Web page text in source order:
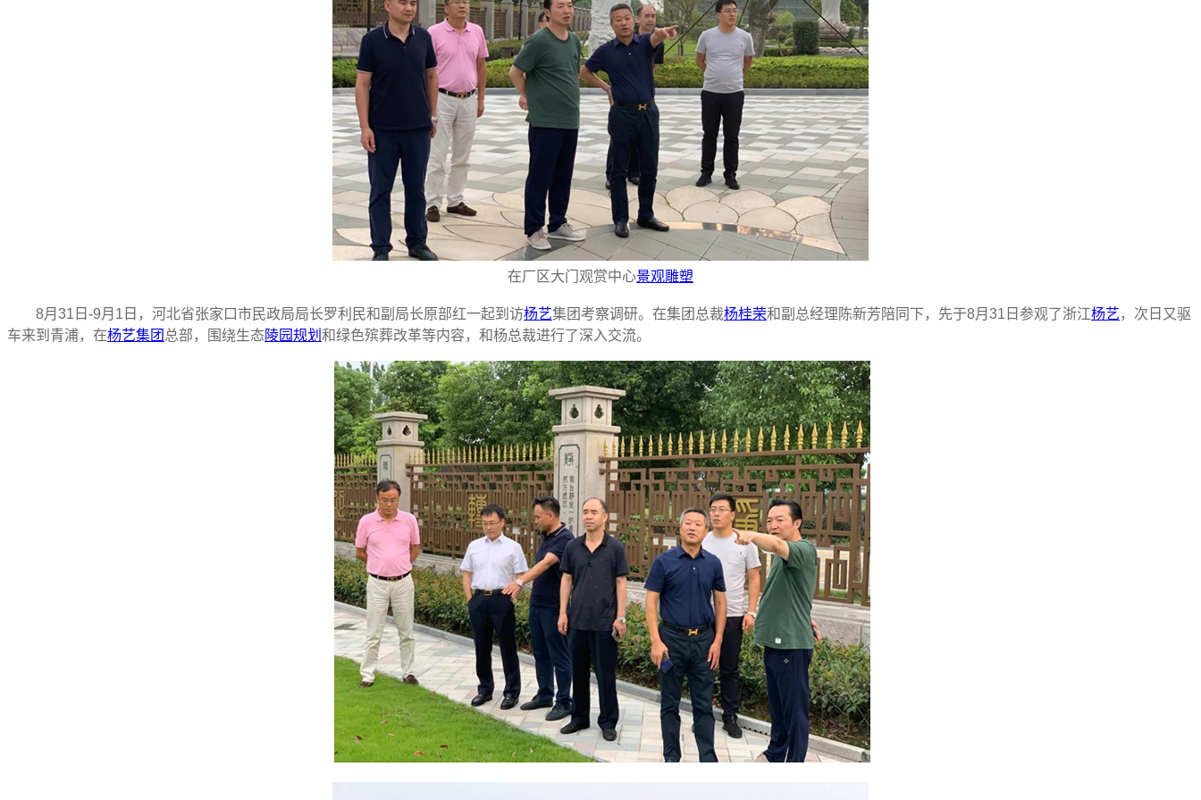
在厂区大门观赏中心景观雕塑
8月31日-9月1日，河北省张家口市民政局局长罗利民和副局长原部红一起到访杨艺集团考察调研。在集团总裁杨桂荣和副总经理陈新芳陪同下，先于8月31日参观了浙江杨艺 ，次日又驱
车来到青浦，在杨艺集团 总部，围绕生态陵园规划 和绿色殡葬改革等内容，和杨总裁进行了深入交流。